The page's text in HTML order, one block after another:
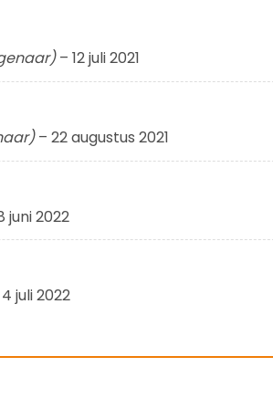
– 12 juli 2021
– 22 augustus 2021
juni 2022
4 juli 2022